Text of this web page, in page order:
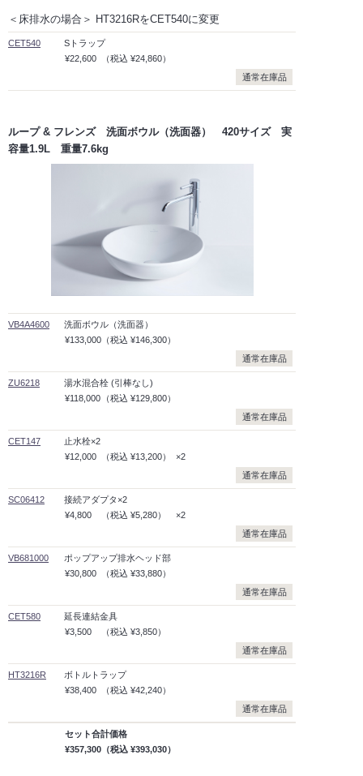
＜床排水の場合＞ HT3216RをCET540に変更
CET540
Sトラップ
¥22,600
（税込 ¥24,860）
通常在庫品
ループ & フレンズ 洗面ボウル（洗面器） 420サイズ 実
容量1.9L 重量7.6kg
VB4A4600
洗面ボウル（洗面器）
¥133,000 （税込 ¥146,300）
通常在庫品
ZU6218
湯水混合栓 (引棒なし)
¥118,000 （税込 ¥129,800）
通常在庫品
CET147
止水栓×2
¥12,000
（税込 ¥13,200）
×2
通常在庫品
SC06412
接続アダプタ×2
¥4,800
（税込 ¥5,280）
×2
通常在庫品
VB681000
ポップアップ排水ヘッド部
¥30,800
（税込 ¥33,880）
通常在庫品
CET580
延長連結金具
¥3,500
（税込 ¥3,850）
通常在庫品
HT3216R
ボトルトラップ
¥38,400
（税込 ¥42,240）
通常在庫品
セット合計価格
¥357,300 （税込 ¥393,030）